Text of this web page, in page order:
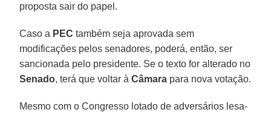
proposta sair do papel.
Caso a PEC também seja aprovada sem
modificações pelos senadores, poderá, então, ser
sancionada pelo presidente. Se o texto for alterado no
Senado, terá que voltar àCâmara para nova votação.
Mesmo com o Congresso lotado de adversários lesa-